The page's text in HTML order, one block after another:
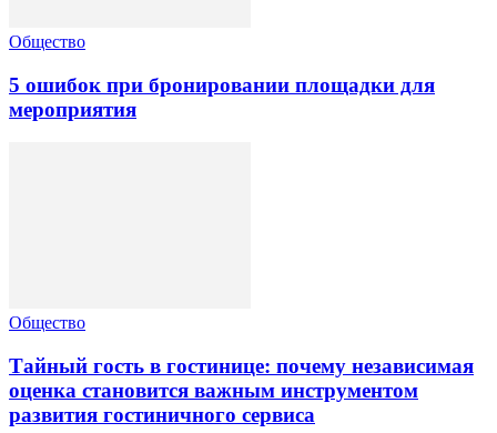
Общество
5 ошибок при бронировании площадки для
мероприятия
Общество
Тайный гость в гостинице: почему независимая
оценка становится важным инструментом
развития гостиничного сервиса